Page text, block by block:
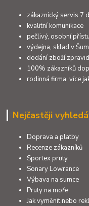
zákaznický servis 7
kvalitní komunikace
pečlivý, osobní
výdejna, sklad v
dodání zboží
100% zákazníků
rodinná firma, více
Nejčastěji
Doprava a platby
Recenze zákazníků
Sportex pruty
Sonary Lowrance
Výbava na sumce
Pruty na moře
Jak vyměnit nebo